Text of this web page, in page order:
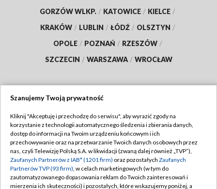
GORZÓW WLKP. / KATOWICE / KIELCE /
KRAKÓW / LUBLIN / ŁÓDŹ / OLSZTYN /
OPOLE / POZNAŃ / RZESZÓW /
SZCZECIN / WARSZAWA / WROCŁAW
TVP
Abonament TVP
Emisja w TVP
Centrum informacji TVP
Regulamin TVP
Polityka prywatności
Moje zgody
Szanujemy Twoją prywatność
Kliknij "Akceptuję i przechodzę do serwisu", aby wyrazić zgody na
korzystanie z technologii automatycznego śledzenia i zbierania danych,
dostęp do informacji na Twoim urządzeniu końcowym i ich
przechowywanie oraz na przetwarzanie Twoich danych osobowych przez
nas, czyli Telewizję Polską S.A. w likwidacji (zwaną dalej również „TVP”),
Zaufanych Partnerów z IAB* (1201 firm) oraz pozostałych Zaufanych
Partnerów TVP (93 firm), w celach marketingowych (w tym do
zautomatyzowanego dopasowania reklam do Twoich zainteresowań i
mierzenia ich skuteczności) i pozostałych, które wskazujemy poniżej, a